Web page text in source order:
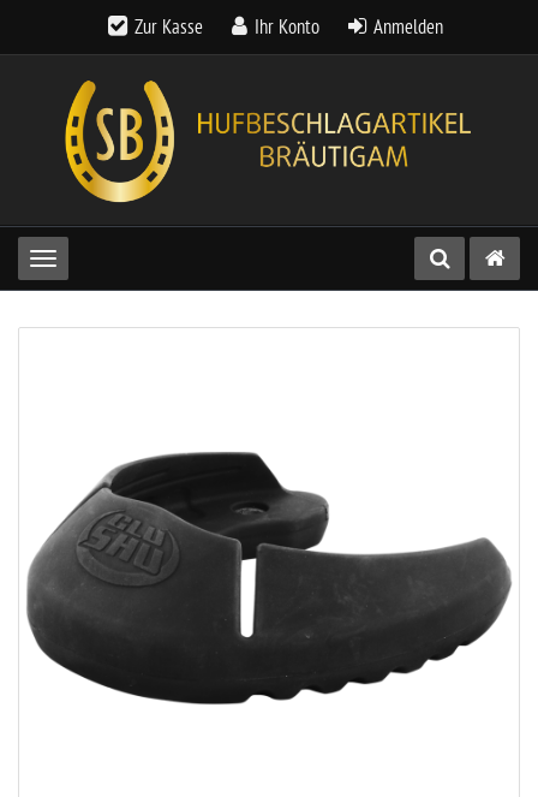
Zur Kasse Ihr Konto Anmelden
Toggle navigation